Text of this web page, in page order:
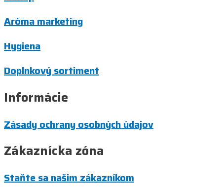
Aróma marketing
Hygiena
Doplnkový sortiment
Informácie
Zásady ochrany osobných údajov
Zákaznícka zóna
Staňte sa našim zákazníkom